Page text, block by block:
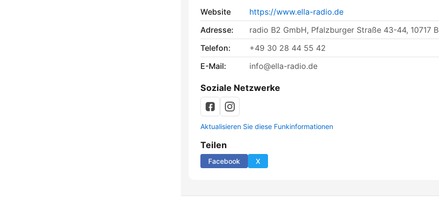
Website
https://www.ella-radio.de
Adresse:
radio B2 GmbH, Pfalzburger Straße 43-44, 10717
Telefon:
+49 30 28 44 55 42
E-Mail:
info@ella-radio.de
Soziale Netzwerke
Aktualisieren Sie diese Funkinformationen
Teilen
Facebook X